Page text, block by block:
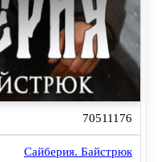
70511176
Сайберия. Байстрюк